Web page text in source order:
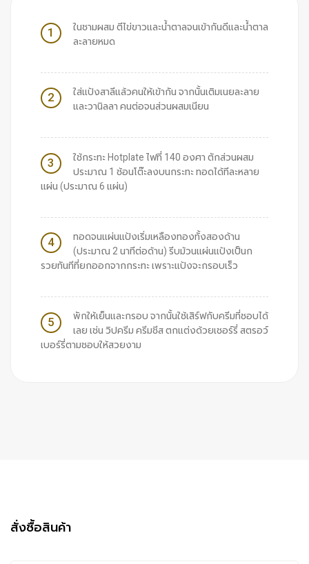
1
ในชามผสม ตีไข่ขาวและน้ำตาลจนเข้ากันดีและน้ำตาล
ละลายหมด
2
ใส่แป้งสาลีแล้วคนให้เข้ากัน จากนั้นเติมเนยละลาย
และวานิลลา คนต่อจนส่วนผสมเนียน
3
ใช้กระทะ Hotplate ไฟที่ 140 องศา ตักส่วนผสม
ประมาณ 1 ช้อนโต๊ะลงบนกระทะ ทอดได้ทีละหลาย
แผ่น (ประมาณ 6 แผ่น)
4
ทอดจนแผ่นแป้งเริ่มเหลืองทองทั้งสองด้าน
(ประมาณ 2 นาทีต่อด้าน) รีบม้วนแผ่นแป้งเป็นก
รวยทันทีที่ยกออกจากกระทะ เพราะแป้งจะกรอบเร็ว
5
พักให้เย็นและกรอบ จากนั้นใช้เสิร์ฟกับครีมที่ชอบได้
เลย เช่น วิปครีม ครีมชีส ตกแต่งด้วยเชอร์รี่ สตรอว์
เบอร์รี่ตามชอบให้สวยงาม
สั่งซื้อสินค้า